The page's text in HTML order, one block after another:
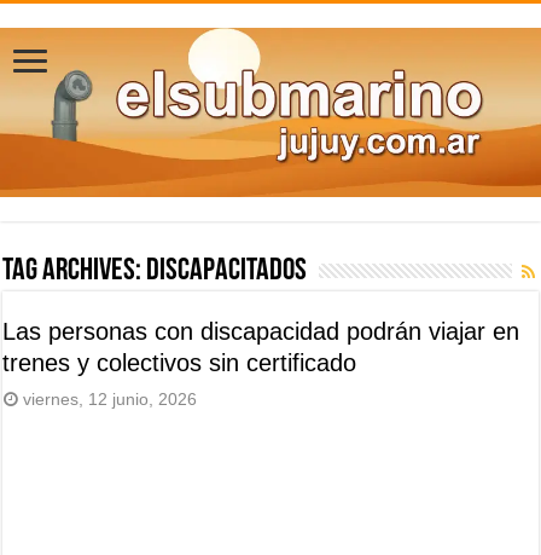
Tag Archives: discapacitados
Las personas con discapacidad podrán viajar en
trenes y colectivos sin certificado
viernes, 12 junio, 2026